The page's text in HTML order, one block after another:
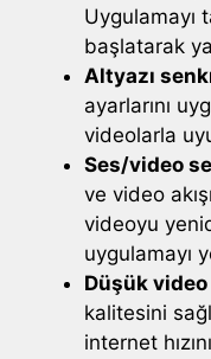
Uygulamayı
başlatarak
Altyazı
ayarlarını
videolarla
Ses/video
ve video
videoyu
uygulamayı
Düşük
kalitesini
internet